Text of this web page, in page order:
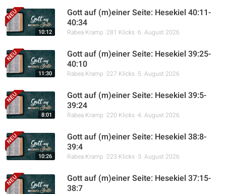
10:12
Gott auf (m)einer Seite: Hesekiel 40:11-
40:34
Rabea Kramp 281 Klicks 6. August 2026
11:30
Gott auf (m)einer Seite: Hesekiel 39:25-
40:10
Rabea Kramp 227 Klicks 5. August 2026
8:01
Gott auf (m)einer Seite: Hesekiel 39:5-
39:24
Rabea Kramp 220 Klicks 4. August 2026
10:26
Gott auf (m)einer Seite: Hesekiel 38:8-
39:4
Rabea Kramp 223 Klicks 3. August 2026
Gott auf (m)einer Seite: Hesekiel 37:15-
38:7